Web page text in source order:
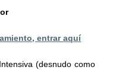
entrar aquí
(desnudo como